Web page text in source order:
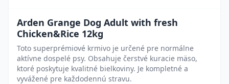
Arden Grange Dog Adult with fresh
Chicken&Rice 12kg
Toto superprémiové krmivo je určené pre normálne
aktívne dospelé psy. Obsahuje čerstvé kuracie mäso,
ktoré poskytuje kvalitné bielkoviny. Je kompletné a
vyvážené pre každodennú stravu.